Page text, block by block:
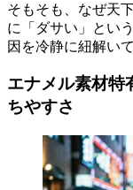
そもそも、なぜ天
に「ダサい」とい
因を冷静に紐解い
エナメル素材特
ちやすさ